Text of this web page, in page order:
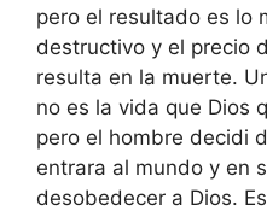
pero el resultado es lo
destructivo y el precio
resulta en la muerte.
no es la vida que Dios
pero el hombre decidi
entrara al mundo y en
desobedecer a Dios.